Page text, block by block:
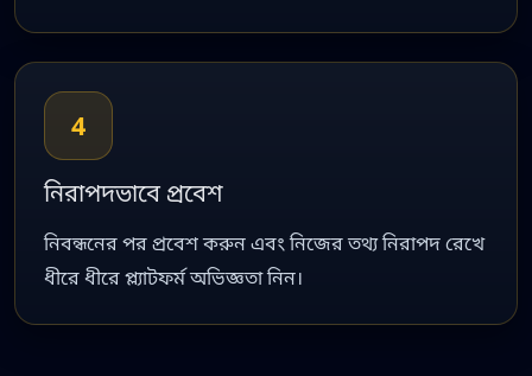
4
নিরাপদভাবে প্রবেশ
নিবন্ধনের পর প্রবেশ করুন এবং নিজের তথ্য নিরাপদ রেখে
ধীরে ধীরে প্ল্যাটফর্ম অভিজ্ঞতা নিন।